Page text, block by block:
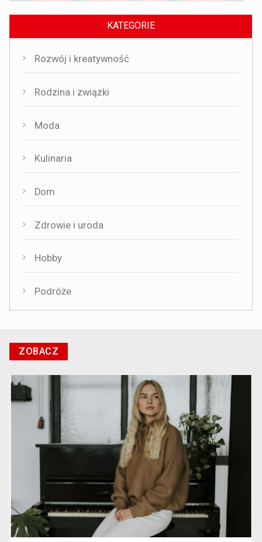
KATEGORIE
Rozwój i kreatywność
Rodzina i związki
Moda
Kulinaria
Dom
Zdrowie i uroda
Hobby
Podróże
ZOBACZ